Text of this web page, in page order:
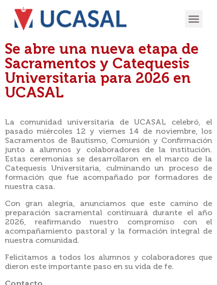
Se abre una nueva etapa de
Sacramentos y Catequesis
Universitaria para 2026 en
UCASAL
La comunidad universitaria de UCASAL celebró, el
pasado miércoles 12 y viernes 14 de noviembre, los
Sacramentos de Bautismo, Comunión y Confirmación
junto a alumnos y colaboradores de la institución.
Estas ceremonias se desarrollaron en el marco de la
Catequesis Universitaria, culminando un proceso de
formación que fue acompañado por formadores de
nuestra casa.
Con gran alegría, anunciamos que este camino de
preparación sacramental continuará durante el año
2026, reafirmando nuestro compromiso con el
acompañamiento pastoral y la formación integral de
nuestra comunidad.
Felicitamos a todos los alumnos y colaboradores que
dieron este importante paso en su vida de fe.